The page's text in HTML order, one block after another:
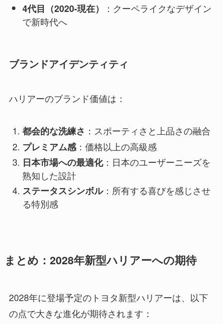
4代目（2020-現在）
：クーペライクなデザイン
で新時代へ
ブランドアイデンティティ
ハリアーのブランド価値は：
都会的な洗練さ ：スポーティさと上品さの融合
プレミアム感：価格以上の高級感
日本市場への最適化：日本のユーザーニーズを
熟知した設計
ステータスシンボル：所有する喜びを感じさせ
る特別感
まとめ：2028年新型ハリアーへの期待
2028年に登場予定のトヨタ新型ハリアーは、以下
の点で大きな進化が期待されます：